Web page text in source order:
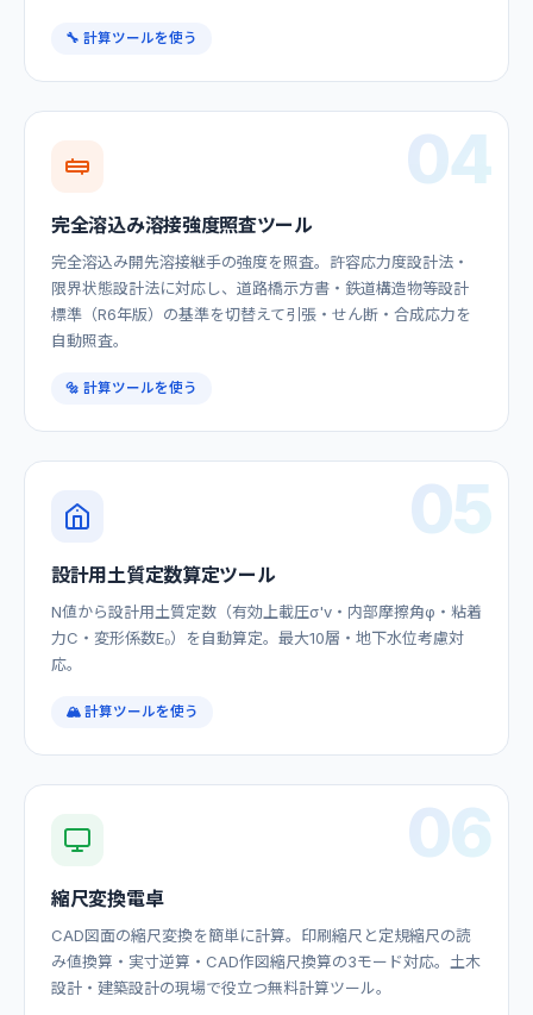
🔧 計算ツールを使う
04
完全溶込み溶接強度照査ツール
完全溶込み開先溶接継手の強度を照査。許容応力度設計法・
限界状態設計法に対応し、道路橋示方書・鉄道構造物等設計
標準（R6年版）の基準を切替えて引張・せん断・合成応力を
自動照査。
🔩 計算ツールを使う
05
設計用土質定数算定ツール
N値から設計用土質定数（有効上載圧σ'v・内部摩擦角φ・粘着
力C・変形係数E₀）を自動算定。最大10層・地下水位考慮対
応。
🏔️ 計算ツールを使う
06
縮尺変換電卓
CAD図面の縮尺変換を簡単に計算。印刷縮尺と定規縮尺の読
み値換算・実寸逆算・CAD作図縮尺換算の3モード対応。土木
設計・建築設計の現場で役立つ無料計算ツール。